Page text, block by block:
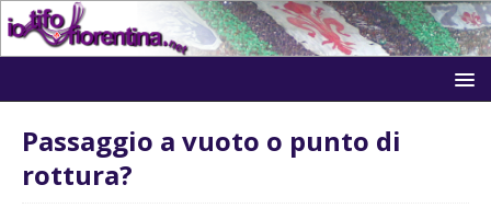
Passaggio a vuoto o punto di
rottura?